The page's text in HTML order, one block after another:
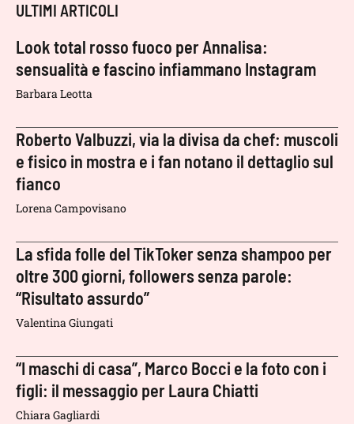
ULTIMI ARTICOLI
Look total rosso fuoco per Annalisa:
sensualità e fascino infiammano Instagram
Barbara Leotta
Roberto Valbuzzi, via la divisa da chef: muscoli
e fisico in mostra e i fan notano il dettaglio sul
fianco
Lorena Campovisano
La sfida folle del TikToker senza shampoo per
oltre 300 giorni, followers senza parole:
“Risultato assurdo”
Valentina Giungati
“I maschi di casa”, Marco Bocci e la foto con i
figli: il messaggio per Laura Chiatti
Chiara Gagliardi